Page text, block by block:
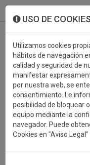
USO DE COOKIES
Utilizamos cookies
hábitos de navegación
calidad y seguridad de
manifestar
por nuestra web, se
consentimiento. Le
posibilidad de bloquear
equipo mediante la
navegador. Puede
Cookies en "Aviso Legal"